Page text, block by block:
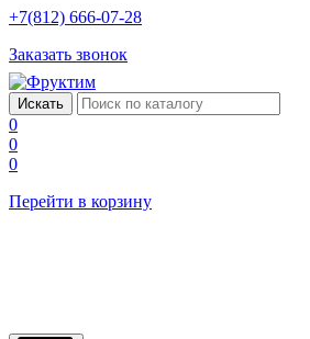
+7(812) 666-07-28
Заказать звонок
0
0
0
Перейти в корзину